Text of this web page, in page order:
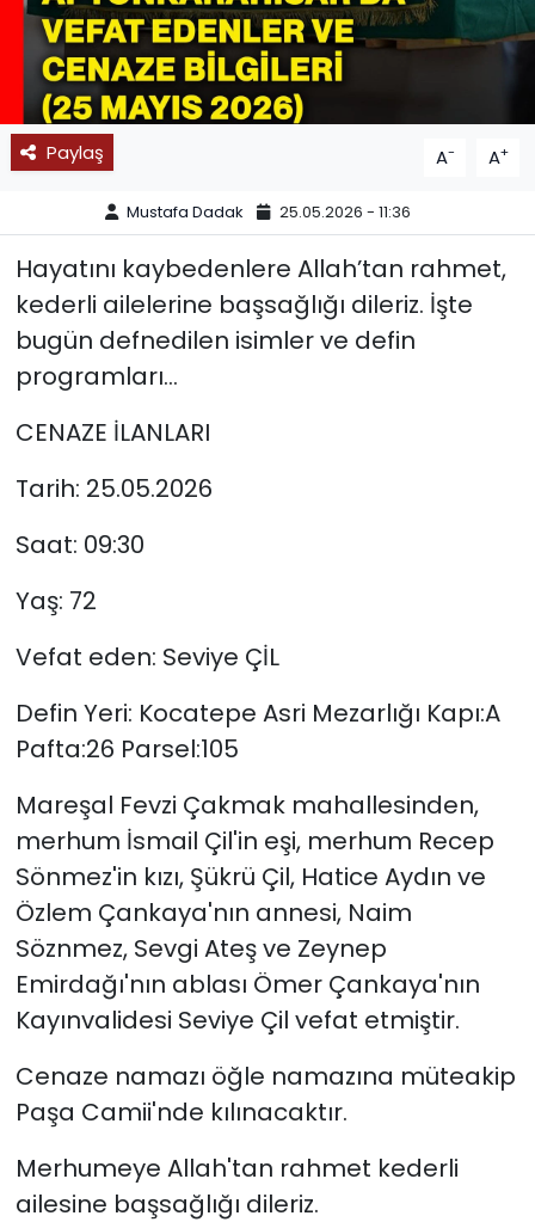
Paylaş A- A+
Mustafa Dadak 25.05.2026 - 11:36
Hayatını kaybedenlere Allah’tan rahmet,
kederli ailelerine başsağlığı dileriz. İşte
bugün defnedilen isimler ve defin
programları…
CENAZE İLANLARI
Tarih: 25.05.2026
Saat: 09:30
Yaş: 72
Vefat eden: Seviye ÇİL
Defin Yeri: Kocatepe Asri Mezarlığı Kapı:A
Pafta:26 Parsel:105
Mareşal Fevzi Çakmak mahallesinden,
merhum İsmail Çil'in eşi, merhum Recep
Sönmez'in kızı, Şükrü Çil, Hatice Aydın ve
Özlem Çankaya'nın annesi, Naim
Söznmez, Sevgi Ateş ve Zeynep
Emirdağı'nın ablası Ömer Çankaya'nın
Kayınvalidesi Seviye Çil vefat etmiştir.
Cenaze namazı öğle namazına müteakip
Paşa Camii'nde kılınacaktır.
Merhumeye Allah'tan rahmet kederli
ailesine başsağlığı dileriz.